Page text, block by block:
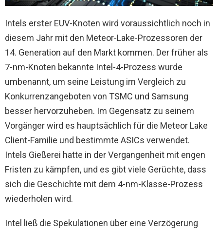
Intels erster EUV-Knoten wird voraussichtlich noch in
diesem Jahr mit den Meteor-Lake-Prozessoren der
14. Generation auf den Markt kommen. Der früher als
7-nm-Knoten bekannte Intel-4-Prozess wurde
umbenannt, um seine Leistung im Vergleich zu
Konkurrenzangeboten von TSMC und Samsung
besser hervorzuheben. Im Gegensatz zu seinem
Vorgänger wird es hauptsächlich für die Meteor Lake
Client-Familie und bestimmte ASICs verwendet.
Intels Gießerei hatte in der Vergangenheit mit engen
Fristen zu kämpfen, und es gibt viele Gerüchte, dass
sich die Geschichte mit dem 4-nm-Klasse-Prozess
wiederholen wird.
Intel ließ die Spekulationen über eine Verzögerung